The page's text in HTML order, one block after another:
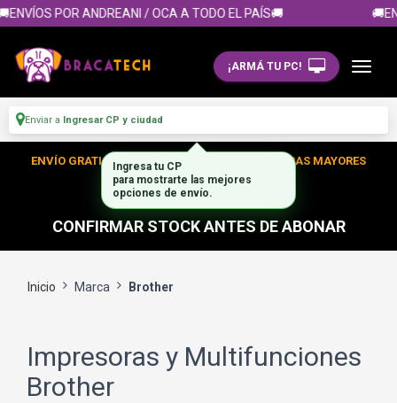
POR ANDREANI / OCA A TODO EL PAÍS🚚
¡ARMÁ TU PC!
Enviar a Ingresar CP y ciudad
ENVÍO GRATIS DENTRO DE CABA EN TUS COMPRAS MAYORES
A $300.000
CONFIRMAR STOCK ANTES DE ABONAR
Inicio Marca Brother
Impresoras y Multifunciones
Brother
Ingresa tu CP
para mostrarte las mejores
opciones de envío.